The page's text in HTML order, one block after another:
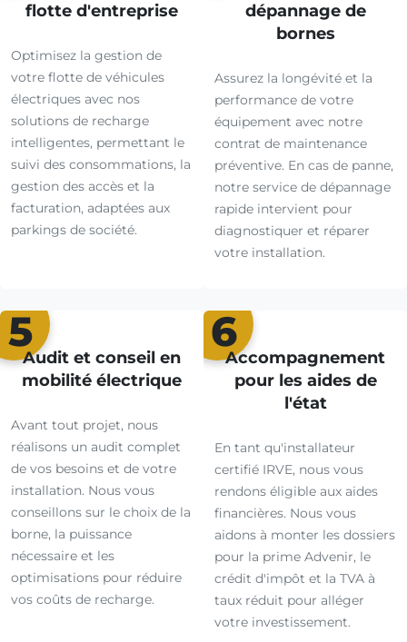
flotte d'entreprise
Optimisez la gestion de
votre flotte de véhicules
électriques avec nos
solutions de recharge
intelligentes, permettant le
suivi des consommations, la
gestion des accès et la
facturation, adaptées aux
parkings de société.
dépannage de
bornes
Assurez la longévité et la
performance de votre
équipement avec notre
contrat de maintenance
préventive. En cas de panne,
notre service de dépannage
rapide intervient pour
diagnostiquer et réparer
votre installation.
5
Audit et conseil en
mobilité électrique
Avant tout projet, nous
réalisons un audit complet
de vos besoins et de votre
installation. Nous vous
conseillons sur le choix de la
borne, la puissance
nécessaire et les
optimisations pour réduire
vos coûts de recharge.
6
Accompagnement
pour les aides de
l'état
En tant qu'installateur
certifié IRVE, nous vous
rendons éligible aux aides
financières. Nous vous
aidons à monter les dossiers
pour la prime Advenir, le
crédit d'impôt et la TVA à
taux réduit pour alléger
votre investissement.